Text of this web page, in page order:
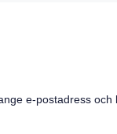
e-postadress